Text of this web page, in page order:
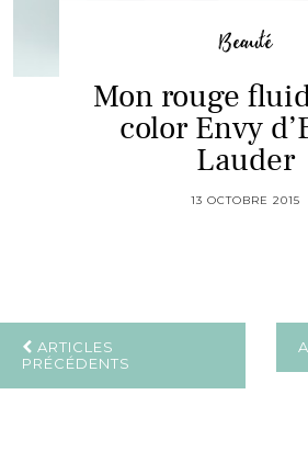
Beauté
Mon rouge
color Envy
Lauder
13 OCTOBRE 2015
ARTICLES
PRÉCÉDENTS